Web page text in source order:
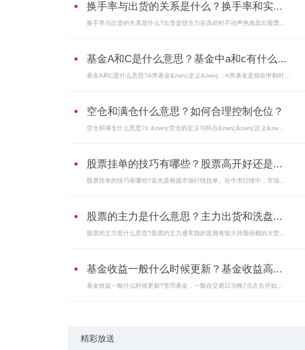
换手率与出货的关系是什么？换手率和实...
换手率与出货的关系是什么?出货是指主力在高价时不动声色地卖出股票...
基金A和C是什么意思？基金中a和c有什么...
基金A和C是什么意思?A类基金&zwnj;定义&zwnj;：A类基金是指在申购时...
空仓和满仓什么意思？如何合理控制仓位？
空仓和满仓什么意思?1 &zwnj;空仓的定义与特点&zwnj;&zwnj;定义&zw...
股票挂单的技巧有哪些？股票高开好还是...
股票挂单的技巧有哪些?首先是根据市场行情挂单。在牛市行情中，市场...
股票的主力是什么意思？主力出货和洗盘...
股票的主力是什么意思?股票的主力通常指的是拥有较大持股份额的大型...
基金收益一般什么时候更新？基金收益高...
基金收益一般什么时候更新?货币基金，一般在交易日当晚7点左右开始...
精彩放送